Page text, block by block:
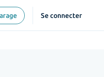
Se connecter